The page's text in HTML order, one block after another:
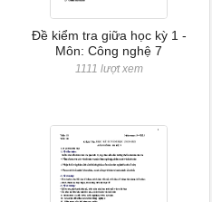
Đề kiểm tra giữa học kỳ 1 -
Môn: Công nghệ 7
1111 lượt xem